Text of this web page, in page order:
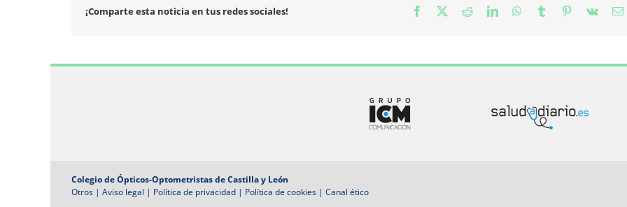
¡Comparte esta noticia en tus redes sociales! Facebook RedditLinkedInWhatsApp
Tumblr Pinterest
Vk
Colegio de Ópticos-Optometristas de Castilla y León
Otros | Aviso legal | Política de privacidad | Política de cookies | Canal ético